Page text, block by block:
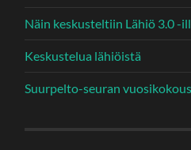
Näin keskusteltiin Lähiö 3.0 -
Keskustelua lähiöistä
Suurpelto-seuran